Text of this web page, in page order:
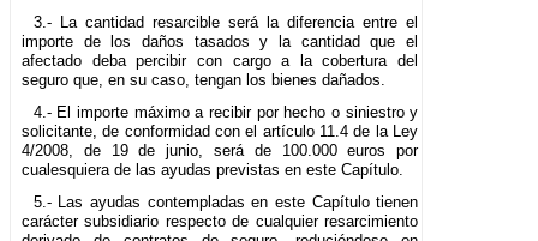
3.- La cantidad resarcible será la diferencia entre el
importe de los daños tasados y la cantidad que el
afectado deba percibir con cargo a la cobertura del
seguro que, en su caso, tengan los bienes dañados.
4.- El importe máximo a recibir por hecho o siniestro y
solicitante, de conformidad con el artículo 11.4 de la Ley
4/2008, de 19 de junio, será de 100.000 euros por
cualesquiera de las ayudas previstas en este Capítulo.
5.- Las ayudas contempladas en este Capítulo tienen
carácter subsidiario respecto de cualquier resarcimiento